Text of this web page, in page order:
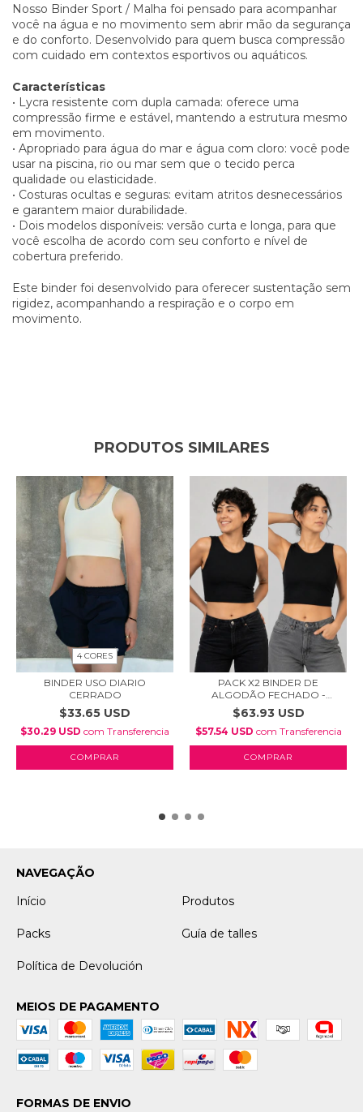
Nosso Binder Sport / Malha foi pensado para acompanhar
você na água e no movimento sem abrir mão da segurança
e do conforto. Desenvolvido para quem busca compressão
com cuidado em contextos esportivos ou aquáticos.
Características
• Lycra resistente com dupla camada: oferece uma
compressão firme e estável, mantendo a estrutura mesmo
em movimento.
• Apropriado para água do mar e água com cloro: você pode
usar na piscina, rio ou mar sem que o tecido perca
qualidade ou elasticidade.
• Costuras ocultas e seguras: evitam atritos desnecessários
e garantem maior durabilidade.
• Dois modelos disponíveis: versão curta e longa, para que
você escolha de acordo com seu conforto e nível de
cobertura preferido.
Este binder foi desenvolvido para oferecer sustentação sem
rigidez, acompanhando a respiração e o corpo em
movimento.
PRODUTOS SIMILARES
4 CORES
BINDER USO DIARIO
CERRADO
$33.65 USD
$30.29 USD com Transferencia
COMPRAR
PACK X2 BINDER DE
ALGODÃO FECHADO -
(COP...
$63.93 USD
$57.54 USD com Transferencia
COMPRAR
NAVEGAÇÃO
Início
Produtos
Packs Guía de talles
Política de Devolución
MEIOS DE PAGAMENTO
FORMAS DE ENVIO